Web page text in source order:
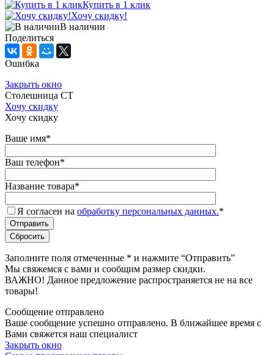
Купить в 1 клик
Хочу скидку!
В наличии
Поделиться
Ошибка
Закрыть окно
Столешница СТ
Хочу скидку
Хочу скидку
Ваше имя*
Ваш телефон*
Название товара*
Я согласен на обработку персональных данных.*
Заполните поля отмеченные * и нажмите “Отправить”
Мы свяжемся с вами и сообщим размер скидки.
ВАЖНО! Данное предложение распространяется не на все
товары!
Сообщение отправлено
Ваше сообщение успешно отправлено. В ближайшее время с
Вами свяжется наш специалист
Закрыть окно